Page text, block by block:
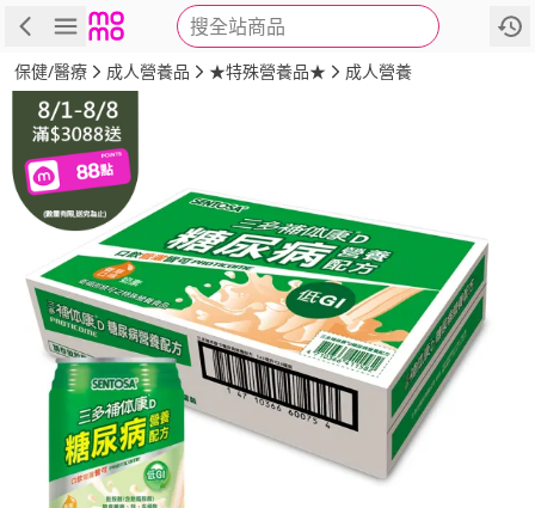
搜全站商品
商品 評價 詳情
保健/醫療 成人營養品 ★特殊營養品★ 成人營養